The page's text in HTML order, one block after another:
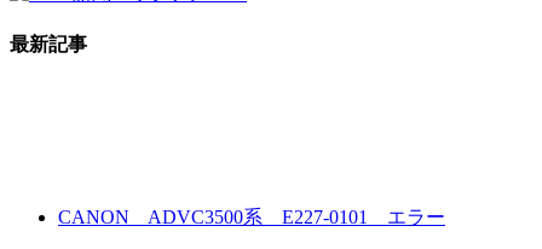
最新記事
CANON ADVC3500系 E227-0101 エラー